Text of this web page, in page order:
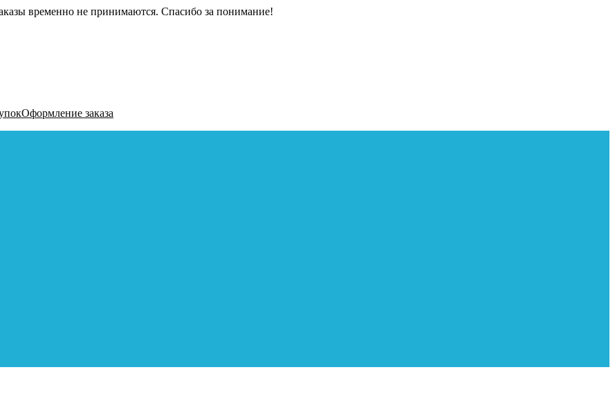
временно не принимаются. Спасибо за понимание!
Оформление заказа